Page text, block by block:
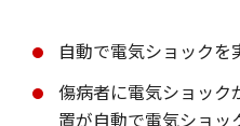
自動で電気ショックを
傷病者に電気ショック
置が自動で電気ショッ